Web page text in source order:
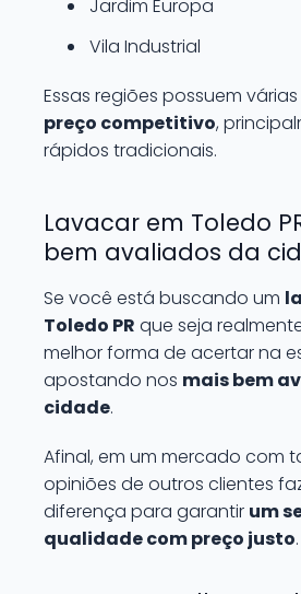
Jardim Europa
Vila Industrial
Essas regiões possuem
preço competitivo,
rápidos tradicionais.
Lavacar em Toledo
bem avaliados da
Se você está buscando um
Toledo PR que seja
melhor forma de acertar na
apostando nos mais bem
cidade.
Afinal, em um mercado com
opiniões de outros clientes
diferença para garantir um
qualidade com preço justo.